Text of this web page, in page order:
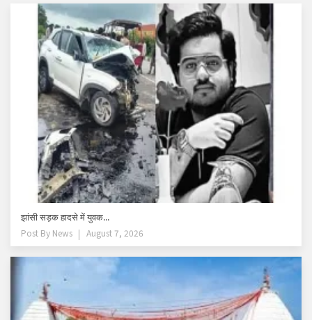
झांसी सड़क हादसे में युवक...
Post By News August 7, 2026